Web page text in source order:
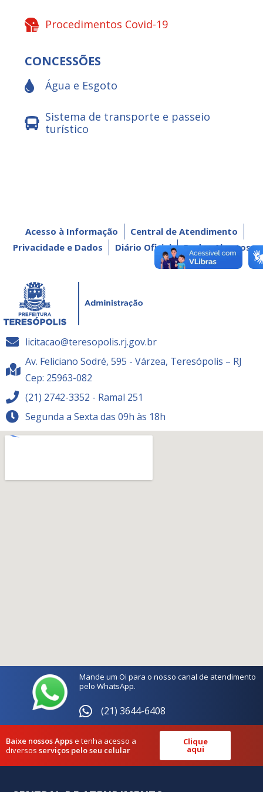
Procedimentos Covid-19
CONCESSÕES
Água e Esgoto
Sistema de transporte e passeio
turístico
Acesso à Informação
Central de Atendimento
Privacidade e Dados
Diário Oficial Dados Abertos
licitacao@teresopolis.rj.gov.br
Av. Feliciano Sodré, 595 - Várzea, Teresópolis – RJ
Cep: 25963-082
(21) 2742-3352 - Ramal 251
Segunda a Sexta das 09h às 18h
Mande um Oi para o nosso canal de atendimento
pelo WhatsApp.
(21) 3644-6408
Baixe nossos Appse tenha acesso a
diversos serviços pelo seu celular
Clique
aqui